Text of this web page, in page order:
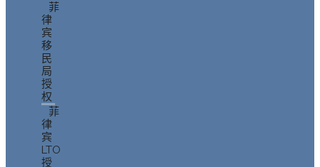
菲
律
宾
移
民
局
授
权
菲
律
宾
LTO
授